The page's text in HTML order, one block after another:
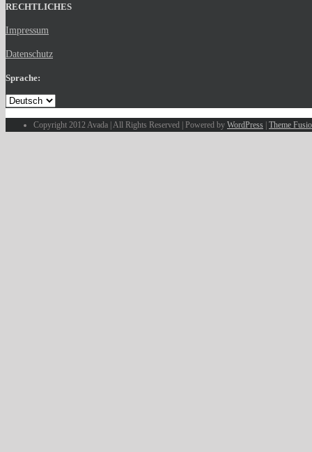
RECHTLICHES
Impressum
Datenschutz
Sprache:
Copyright 2012 Avada | All Rights Reserved | Powered by WordPress | Theme